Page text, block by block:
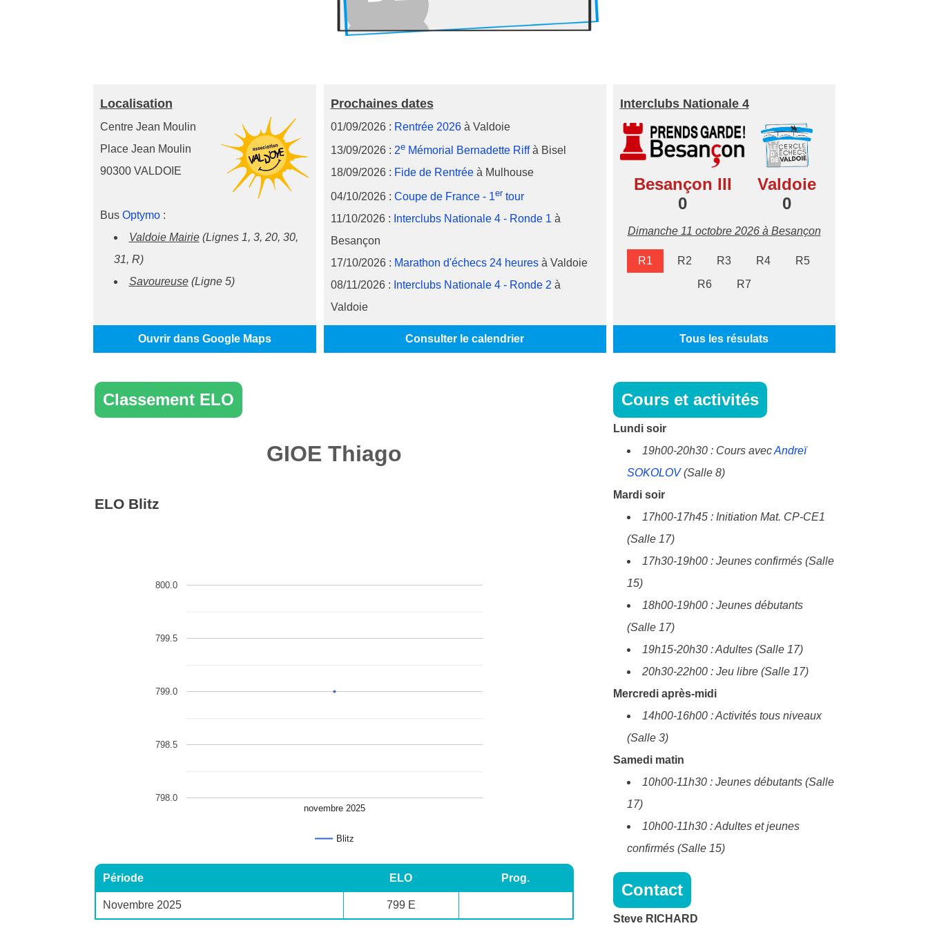
Localisation
Centre Jean Moulin
Place Jean Moulin
90300 VALDOIE
Bus Optymo:
Valdoie Mairie(Lignes 1, 3, 20, 30,
31, R)
Savoureuse(Ligne 5)
Prochaines dates
01/09/2026 : Rentrée 2026à Valdoie
13/09/2026 : 2eMémorial Bernadette Riffà Bisel
18/09/2026 : Fide de Rentréeà Mulhouse
04/10/2026 : Coupe de France - 1er tour
11/10/2026 : Interclubs Nationale 4 - Ronde 1 à
Besançon
17/10/2026 : Marathon d'échecs 24 heuresà Valdoie
08/11/2026 : Interclubs Nationale 4 - Ronde 2 à
Valdoie
Interclubs Nationale 4
Besançon III
Valdoie
0
0
Dimanche 11 octobre 2026 à Besançon
R1 R2 R3 R4
R5
R6
R7
Ouvrir dans Google Maps Consulter le calendrier Tous les résulats
Classement ELO
GIOE Thiago
ELO Blitz
Blitz
novembre 2025
798.0
798.5
799.0
799.5
800.0
Période ELO Prog.
Novembre 2025 799 E
Cours et activités
Lundi soir
19h00-20h30 : Cours avecAndreï
SOKOLOV(Salle 8)
Mardi soir
17h00-17h45 : Initiation Mat. CP-CE1
(Salle 17)
17h30-19h00 : Jeunes confirmés (Salle
15)
18h00-19h00 : Jeunes débutants
(Salle 17)
19h15-20h30 : Adultes (Salle 17)
20h30-22h00 : Jeu libre (Salle 17)
Mercredi après-midi
14h00-16h00 : Activités tous niveaux
(Salle 3)
Samedi matin
10h00-11h30 : Jeunes débutants (Salle
17)
10h00-11h30 : Adultes et jeunes
confirmés (Salle 15)
Contact
Steve RICHARD